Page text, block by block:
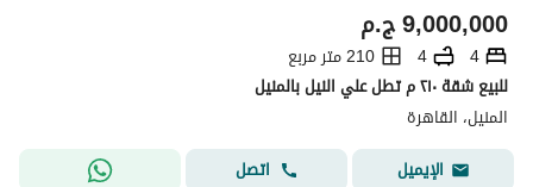
ج.م9,000,000
4
4
210 متر مربع
للبيع شقة ٢١٠ م تطل علي النيل بالمنيل
المنيل، القاهرة
الإيميل
اتصل